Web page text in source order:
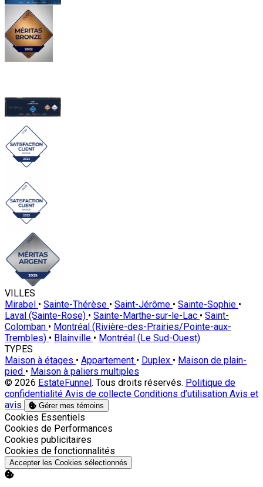
VILLES
Mirabel • Sainte-Thérèse • Saint-Jérôme • Sainte-Sophie •
Laval (Sainte-Rose) • Sainte-Marthe-sur-le-Lac • Saint-
Colomban • Montréal (Rivière-des-Prairies/Pointe-aux-
Trembles) • Blainville • Montréal (Le Sud-Ouest)
TYPES
Maison à étages • Appartement • Duplex • Maison de plain-
pied • Maison à paliers multiples
© 2026 EstateFunnel. Tous droits réservés. Politique de
confidentialité Avis de collecte Conditions d’utilisation Avis et
avis
Gérer mes témoins
Activer
Cookies Essentiels
Activer
Cookies de Performances
Activer
Cookies publicitaires
Activer
Cookies de fonctionnalités
Accepter les Cookies sélectionnés